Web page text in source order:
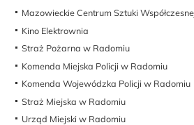
Mazowieckie Centrum Sztuki
Kino Elektrownia
Straż Pożarna w Radomiu
Komenda Miejska Policji w Radomiu
Komenda Wojewódzka Policji w Radomiu
Straż Miejska w Radomiu
Urząd Miejski w Radomiu